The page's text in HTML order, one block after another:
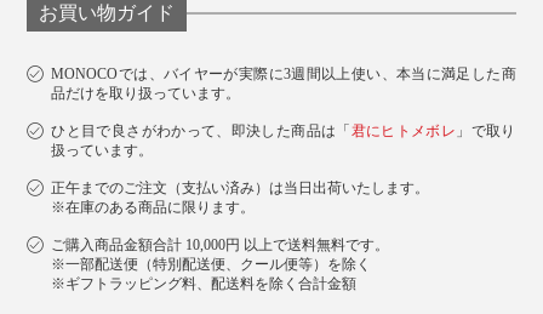
お買い物ガイド
MONOCOでは、バイヤーが実際に3週間以上使い、本当に満足した商
品だけを取り扱っています。
ひと目で良さがわかって、即決した商品は「君にヒトメボレ 」で取り
扱っています。
正午までのご注文（支払い済み）は当日出荷いたします。
※在庫のある商品に限ります。
ご購入商品金額合計 10,000円 以上で送料無料です。
※一部配送便（特別配送便、クール便等）を除く
※ギフトラッピング料、配送料を除く合計金額